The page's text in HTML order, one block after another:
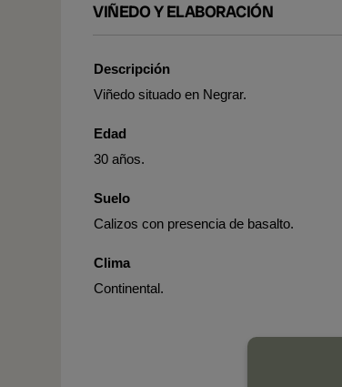
VIÑEDO Y ELABORACIÓN
Descripción
Viñedo situado en Negrar.
Edad
30 años.
Suelo
Calizos con presencia de basalto.
Clima
Continental.